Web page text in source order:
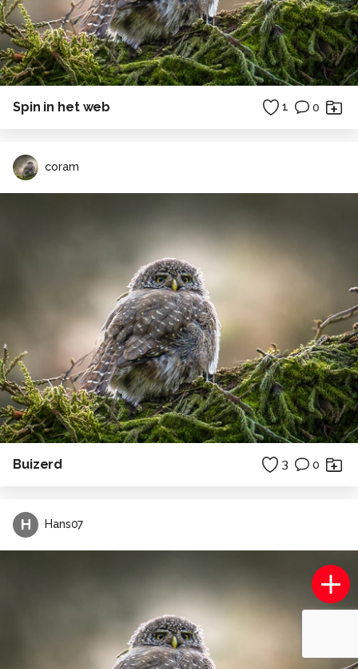
Spin in het web 1 0
coram
Buizerd 3 0
H Hans07